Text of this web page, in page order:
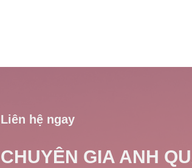
Liên hệ ngay
CHUYÊN GIA ANH